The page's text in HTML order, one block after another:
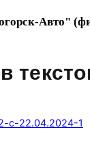
Авто"
с-22.04.2024-1